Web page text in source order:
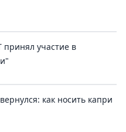
участие в
как носить капри